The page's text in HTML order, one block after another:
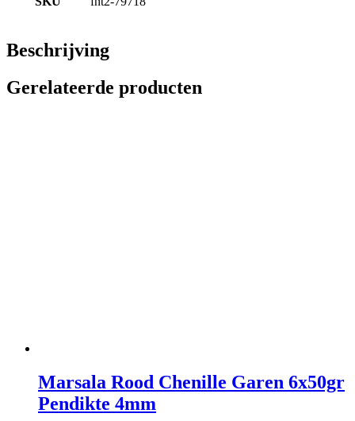
Beschrijving
Gerelateerde producten
Marsala Rood Chenille Garen 6x50gr
Pendikte 4mm